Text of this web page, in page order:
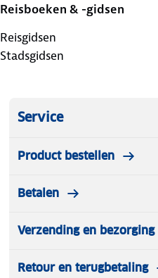
Reisboeken & -gidsen
Reisgidsen
Stadsgidsen
Service
Product bestellen
Betalen
Verzending en bezorging
Retour en terugbetaling